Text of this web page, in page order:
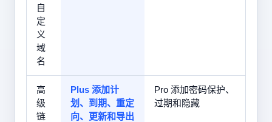
自
定
义
域
名
高
级
链
Plus 添加计
划、到期、重定
向、更新和导出
Pro 添加密码保护、
过期和隐藏